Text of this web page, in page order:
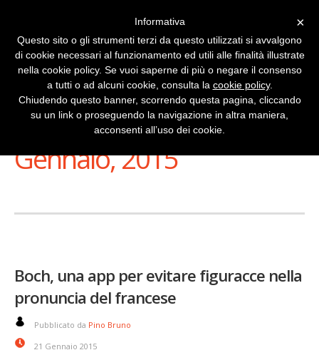
Stai Visualizzando
Gennaio, 2015
Boch, una app per evitare figuracce nella
pronuncia del francese
Pubblicato da Pino Bruno
21 Gennaio 2015
×
Informativa
Questo sito o gli strumenti terzi da questo utilizzati si avvalgono
di cookie necessari al funzionamento ed utili alle finalità illustrate
nella cookie policy. Se vuoi saperne di più o negare il consenso
a tutti o ad alcuni cookie, consulta la cookie policy.
Chiudendo questo banner, scorrendo questa pagina, cliccando
su un link o proseguendo la navigazione in altra maniera,
acconsenti all’uso dei cookie.